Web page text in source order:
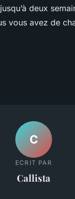
deux
vous avez de
C
ECRIT PAR
Callista